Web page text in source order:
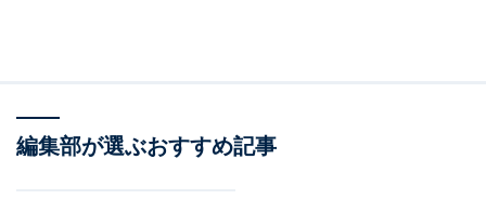
編集部が選ぶおすすめ記事